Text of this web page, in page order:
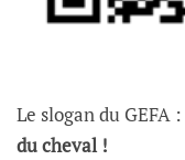
Le slogan du GEFA :
du cheval !